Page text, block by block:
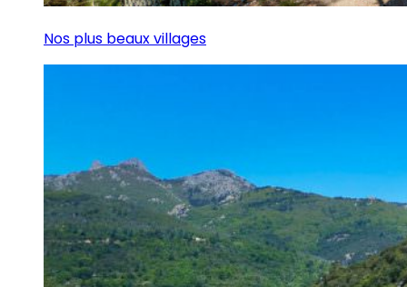
Nos plus beaux villages